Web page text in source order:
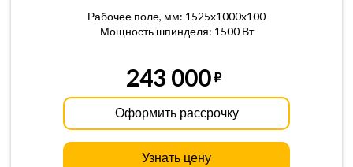
Рабочее поле, мм: 1525x1000x100
Мощность шпинделя: 1500 Вт
243 000
Оформить рассрочку
Узнать цену